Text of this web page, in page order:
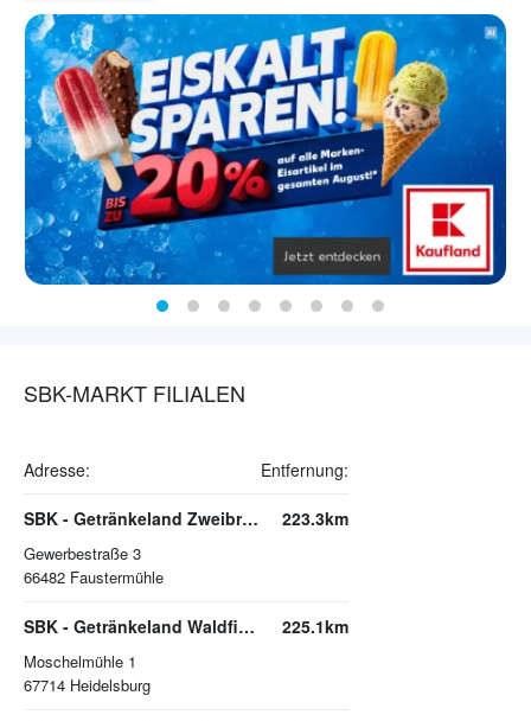
SBK-MARKT FILIALEN
Adresse: Entfernung:
SBK - Getränkeland Zweibrücken
Gewerbestraße 3
66482 Faustermühle
223.3km
SBK - Getränkeland Waldfischbach
Moschelmühle 1
67714 Heidelsburg
225.1km